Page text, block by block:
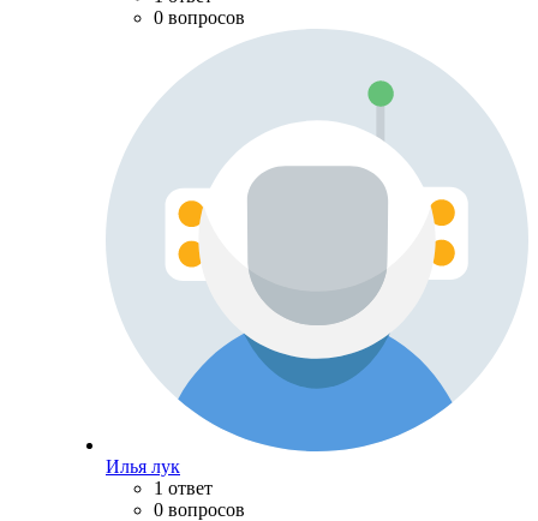
0 вопросов
Илья лук
1 ответ
0 вопросов